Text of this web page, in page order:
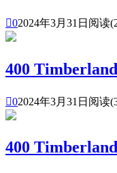
02024年3月31日 阅读
400
02024年3月31日 阅读
400